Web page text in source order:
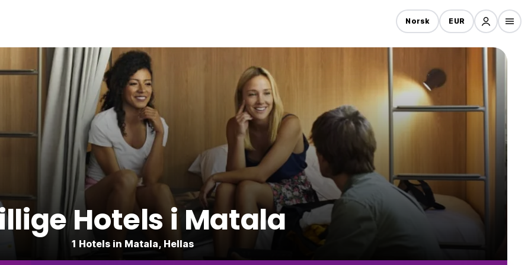
Norsk EUR
Hotels i Matala
1 Hotels in Matala, Hellas